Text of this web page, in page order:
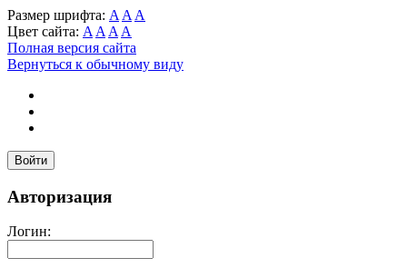
Размер шрифта: A A A
Цвет сайта: A A A A
Полная версия сайта
Вернуться к обычному виду
Войти
Авторизация
Логин: